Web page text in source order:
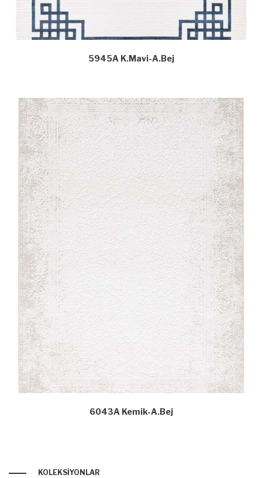
5945A K.Mavi-A.Bej
6043A Kemik-A.Bej
KOLEKSIYONLAR